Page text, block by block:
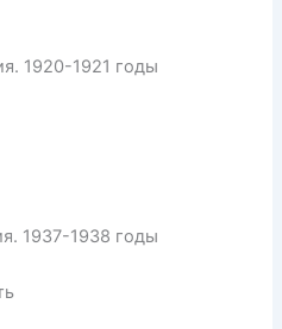
1920-1921 годы
1937-1938 годы